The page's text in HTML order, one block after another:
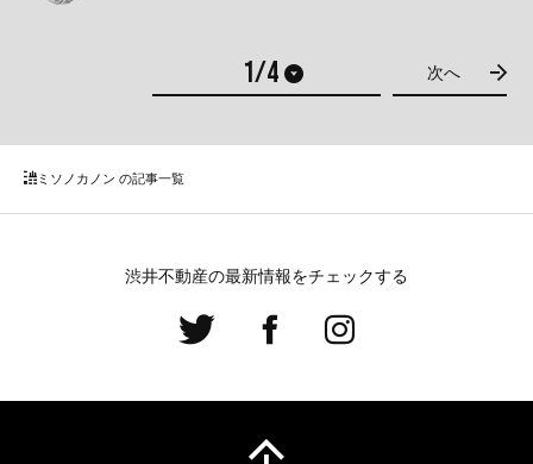
次へ
ミソノカノン の記事一覧
渋井不動産の最新情報をチェックする